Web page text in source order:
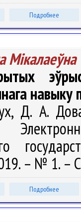
Подробнее
Мікалаеўна
навыку
Д. А.
– № 1. –
Подробнее